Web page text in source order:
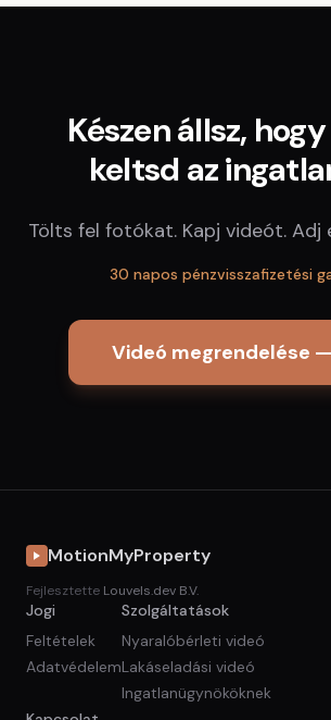
Készen állsz,
keltsd az
Tölts fel fotókat. Kapj videót. Adj
30 napos pénzvisszafizetési
Videó megrendelése
MotionMyProperty
Fejlesztette Louvels.dev B.V.
Jogi
Feltételek
Adatvédelem
Szolgáltatások
Nyaralóbérleti videó
Lakáseladási videó
Ingatlanügynököknek